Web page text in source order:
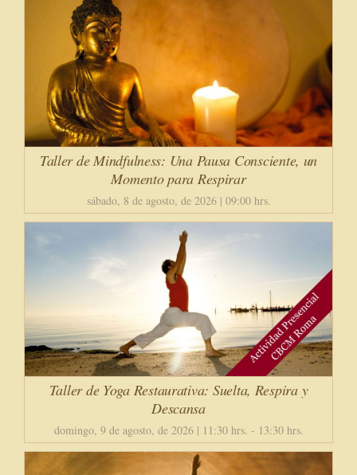
Taller de Mindfulness: Una Pausa Consciente, un
Momento para Respirar
sábado, 8 de agosto, de 2026 | 09:00 hrs.
Taller de Yoga Restaurativa: Suelta, Respira y
Descansa
domingo, 9 de agosto, de 2026 | 11:30 hrs. - 13:30 hrs.